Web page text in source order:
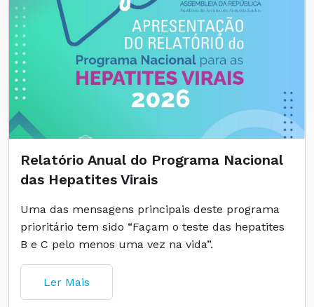
Relatório Anual do Programa Nacional
das Hepatites Virais
Uma das mensagens principais deste programa
prioritário tem sido “Façam o teste das hepatites
B e C pelo menos uma vez na vida”.
Ler Mais